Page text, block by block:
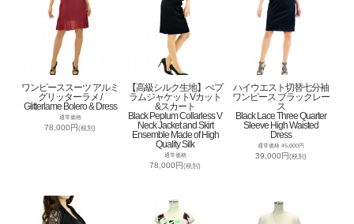
ワンピーススーツ アルミ
グリッターラメ /
Glitterlame Bolero & Dress
通常価格
78,000円(税別)
【高級シルク生地】ぺプ
ラムジャケットVカット
&スカート
Black Peplum Collarless V
Neck Jacket and Skirt
Ensemble Made of High
Quality Silk
通常価格
78,000円(税別)
ハイウエスト切替七分袖
ワンピース ブラックレー
ス
Black Lace Three Quarter
Sleeve High Waisted
Dress
通常価格 45,000円
39,000円(税別)